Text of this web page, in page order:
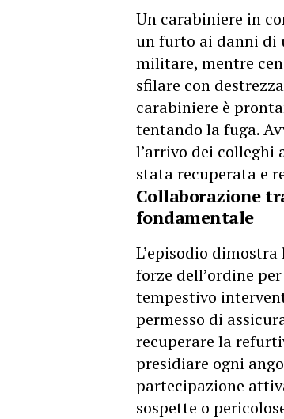
Un carabiniere in
un furto ai danni di
militare, mentre
sfilare con
carabiniere è
tentando la fuga.
l’arrivo dei colleghi
stata recuperata e
Collaborazione
fondamentale
L’episodio
forze dell’ordine
tempestivo
permesso di
recuperare la
presidiare ogni
partecipazione
sospette o